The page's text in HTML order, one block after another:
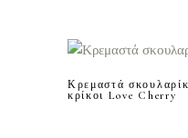
Κρεμαστά
κρίκοι Love Cherry